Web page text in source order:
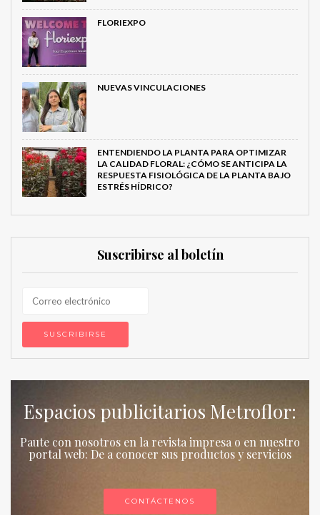
FLORIEXPO
NUEVAS VINCULACIONES
ENTENDIENDO LA PLANTA PARA OPTIMIZAR
LA CALIDAD FLORAL: ¿CÓMO SE ANTICIPA LA
RESPUESTA FISIOLÓGICA DE LA PLANTA BAJO
ESTRÉS HÍDRICO?
Suscribirse al boletín
Espacios publicitarios Metroflor:
Paute con nosotros en la revista impresa o en nuestro
portal web: De a conocer sus productos y servicios
CONTÁCTENOS